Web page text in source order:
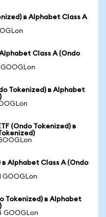
в Alphabet Class A
Class A (Ondo
Tokenized) в Alphabet
(Ondo Tokenized) в
в Alphabet Class A (Ondo
GOOGLon
Tokenized) в Alphabet
GOOGLon